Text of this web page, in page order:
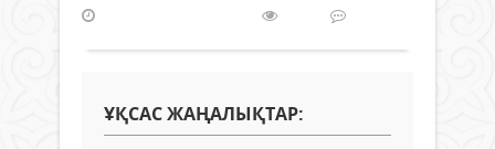
ҰҚСАС ЖАҢАЛЫҚТАР: